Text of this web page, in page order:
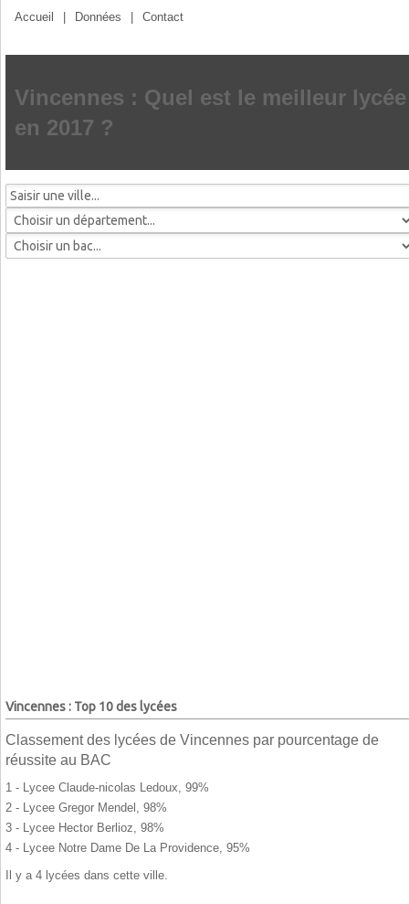
Accueil Données Contact
Vincennes : Quel est le meilleur lycée
en 2017 ?
Vincennes : Top 10 des lycées
Classement des lycées de Vincennes par pourcentage de
réussite au BAC
1 - Lycee Claude-nicolas Ledoux, 99%
2 - Lycee Gregor Mendel, 98%
3 - Lycee Hector Berlioz, 98%
4 - Lycee Notre Dame De La Providence, 95%
Il y a 4 lycées dans cette ville.